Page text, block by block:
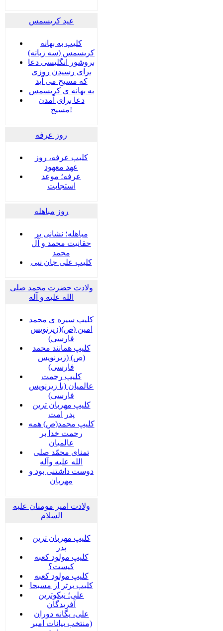
عید کریسمس
کلیپ به بهانه
کریسمس (سه زبانه)
بروشور انگلیسی دعا
برای رسیدن روزی
که مسیح می آید
به بهانه ی کریسمس
دعا برای آمدن
مسیح!
روز عرفه
کلیپ عرفه، روز
عهد معهود
عرفه؛ موعد
استجابت
روز مباهله
مباهله؛ نشانی بر
حقانیت محمد و آل
محمد
کلیپ علی جان نبی
ولادت حضرت محمد صلی
الله علیه و آله
کلیپ سیره ی محمد
امین (ص)(زیرنویس
فارسی)
کلیپ همانند محمد
(ص) (زیرنویس
فارسی)
کلیپ رحمت
عالمیان (با زیرنویس
فارسی)
کلیپ مهربان ترین
پدر امت
کلیپ محمد(ص) همه
رحمت خدا بر
عالمیان
تمنای محمّد صلی
الله علیه وآله
دوست داشتنی بود و
مهربان
ولادت امیر مومنان علیه
السلام
کلیپ مهربان ترین
پدر
کلیپ مولود کعبه
کیست؟
کلیپ مولود کعبه
کلیپ برتر از مسیحا
علی؛ نیکوترین
آفریدگان
علی، یگانه دوران
(منتخب بیانات امیر